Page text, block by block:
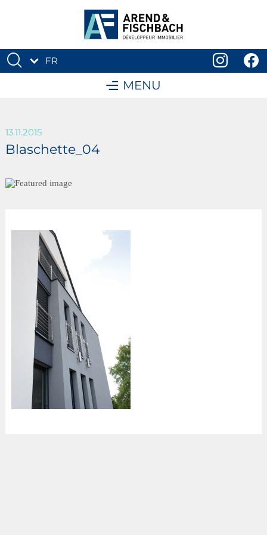
FR
MENU
13.11.2015
Blaschette_04